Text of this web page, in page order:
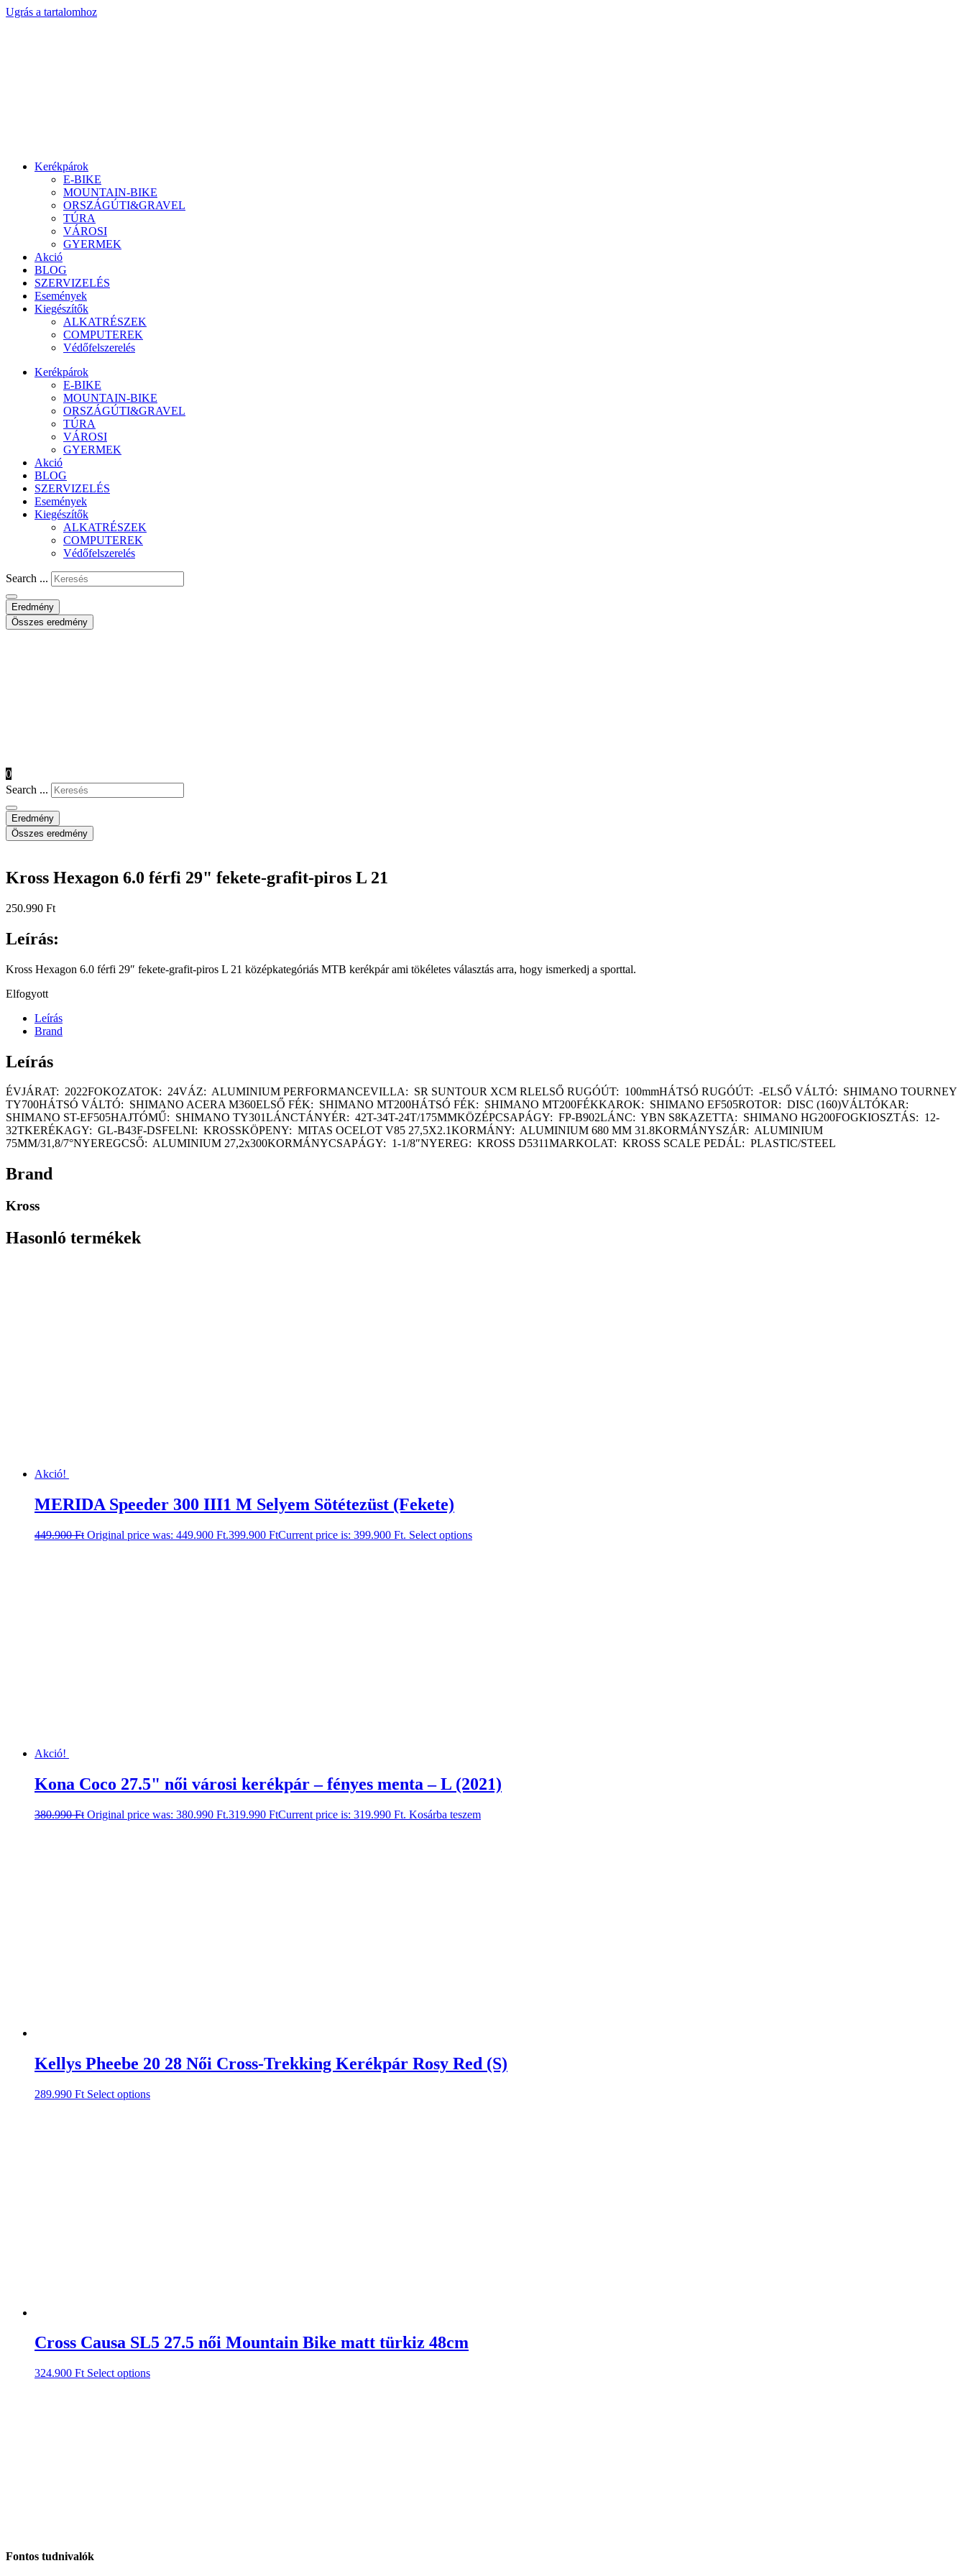
Ugrás a tartalomhoz
Kerékpárok
E-BIKE
MOUNTAIN-BIKE
ORSZÁGÚTI&GRAVEL
TÚRA
VÁROSI
GYERMEK
Akció
BLOG
SZERVIZELÉS
Események
Kiegészítők
ALKATRÉSZEK
COMPUTEREK
Védőfelszerelés
Kerékpárok
E-BIKE
MOUNTAIN-BIKE
ORSZÁGÚTI&GRAVEL
TÚRA
VÁROSI
GYERMEK
Akció
BLOG
SZERVIZELÉS
Események
Kiegészítők
ALKATRÉSZEK
COMPUTEREK
Védőfelszerelés
Search ...
Eredmény
Összes eredmény
0
Search ...
Eredmény
Összes eredmény
Kross Hexagon 6.0 férfi 29" fekete-grafit-piros L 21
250.990 Ft
Leírás:
Kross Hexagon 6.0 férfi 29″ fekete-grafit-piros L 21 középkategóriás MTB kerékpár ami tökéletes választás arra, hogy ismerkedj a sporttal.
Elfogyott
Leírás
Brand
Leírás
ÉVJÁRAT: 2022FOKOZATOK: 24VÁZ: ALUMINIUM PERFORMANCEVILLA: SR SUNTOUR XCM RLELSŐ RUGÓÚT: 100mmHÁTSÓ RUGÓÚT: -ELSŐ VÁLTÓ: SHIMANO TOURNEY
TY700HÁTSÓ VÁLTÓ: SHIMANO ACERA M360ELSŐ FÉK: SHIMANO MT200HÁTSÓ FÉK: SHIMANO MT200FÉKKAROK: SHIMANO EF505ROTOR: DISC (160)VÁLTÓKAR:
SHIMANO ST-EF505HAJTÓMŰ: SHIMANO TY301LÁNCTÁNYÉR: 42T-34T-24T/175MMKÖZÉPCSAPÁGY: FP-B902LÁNC: YBN S8KAZETTA: SHIMANO HG200FOGKIOSZTÁS: 12-
32TKERÉKAGY: GL-B43F-DSFELNI: KROSSKÖPENY: MITAS OCELOT V85 27,5X2.1KORMÁNY: ALUMINIUM 680 MM 31.8KORMÁNYSZÁR: ALUMINIUM
75MM/31,8/7°NYEREGCSŐ: ALUMINIUM 27,2x300KORMÁNYCSAPÁGY: 1-1/8″NYEREG: KROSS D5311MARKOLAT: KROSS SCALE PEDÁL: PLASTIC/STEEL
Brand
Kross
Hasonló termékek
Akció!
MERIDA Speeder 300 III1 M Selyem Sötétezüst (Fekete)
449.900Ft Original price was: 449.900 Ft.399.900 FtCurrent price is: 399.900 Ft. Select options
Akció!
Kona Coco 27.5" női városi kerékpár – fényes menta – L (2021)
380.990Ft Original price was: 380.990 Ft.319.990 FtCurrent price is: 319.990 Ft. Kosárba teszem
Kellys Pheebe 20 28 Női Cross-Trekking Kerékpár Rosy Red (S)
289.990 Ft Select options
Cross Causa SL5 27.5 női Mountain Bike matt türkiz 48cm
324.900 Ft Select options
Fontos tudnivalók